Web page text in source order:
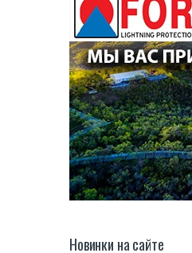
Новинки на сайте